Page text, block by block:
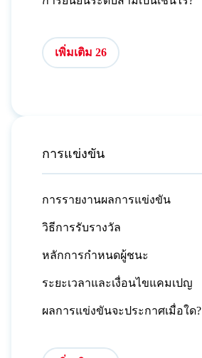
เพิ่มเติม 26
การแข่งขัน
การรายงานผลการแข่งขัน
วิธีการรับรางวัล
หลักการกำหนดผู้ชนะ
ระยะเวลาและเงื่อนไขแคมเปญ
ผลการแข่งขันจะประกาศเมื่อใด?